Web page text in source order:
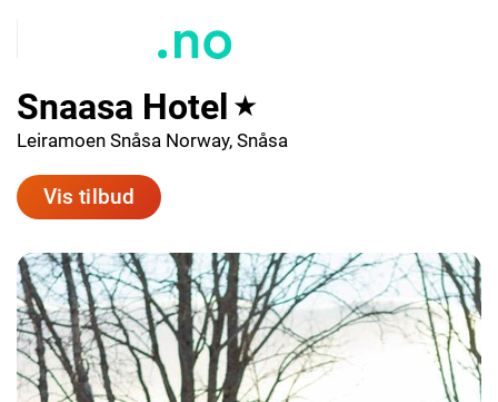
Snaasa Hotel ★
Leiramoen Snåsa Norway, Snåsa
Vis tilbud